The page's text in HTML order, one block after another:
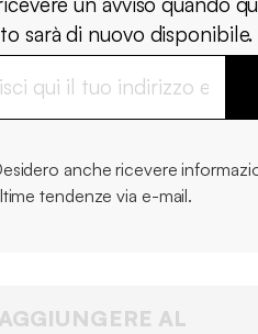
sarà di nuovo disponibile.
anche ricevere
tendenze via e-mail.
AGGIUNGERE AL